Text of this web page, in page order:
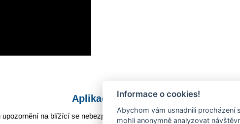
Aplikace Mobilní rozhlas
na blížící se nebezpečí, odstávky, poruchy a výpadky
Informace o cookies!
Abychom vám usnadnili procházení
mohli anonymně analyzovat